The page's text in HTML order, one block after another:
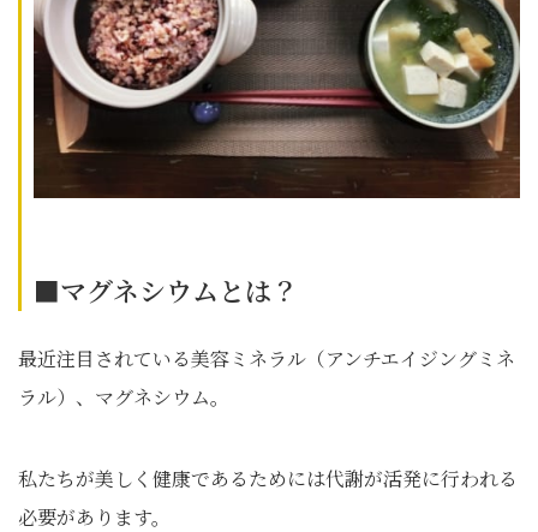
■マグネシウムとは？
最近注目されている美容ミネラル（アンチエイジングミネ
ラル）、マグネシウム。
私たちが美しく健康であるためには代謝が活発に行われる
必要があります。